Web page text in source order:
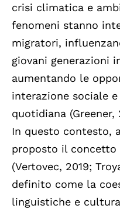
crisi climatica e
fenomeni stanno
migratori,
giovani generazioni
aumentando le
interazione sociale
quotidiana (Greener,
In questo contesto,
proposto il concetto
(Vertovec, 2019;
definito come la
linguistiche e